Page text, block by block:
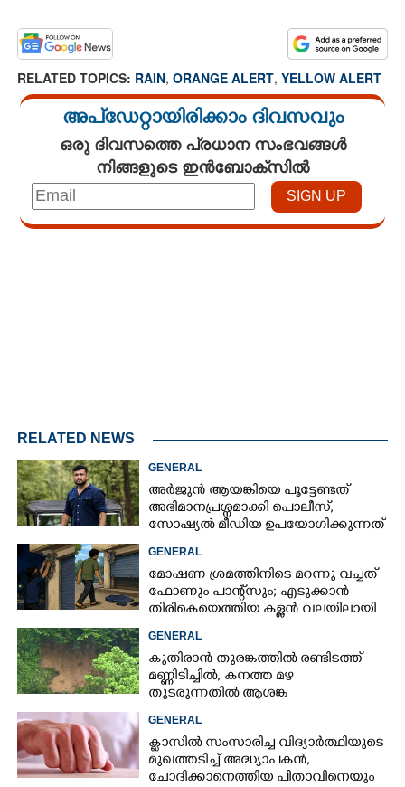
RELATED TOPICS: RAIN, ORANGE ALERT, YELLOW ALERT
അപ്ഡേറ്റായിരിക്കാം ദിവസവും
ഒരു ദിവസത്തെ പ്രധാന സംഭവങ്ങൾ
നിങ്ങളുടെ ഇൻബോക്സിൽ
RELATED NEWS
GENERAL
അർജുൻ ആയങ്കിയെ പൂട്ടേണ്ടത്
അഭിമാനപ്രശ്നമാക്കി പൊലീസ്,
സാേഷ്യൽ മീഡിയ ഉപയോഗിക്കുന്നത്
GENERAL
മോഷണ ശ്രമത്തിനിടെ മറന്നു വച്ചത്
ഫോണും പാന്റ്സും; എടുക്കാൻ
തിരികെയെത്തിയ കള്ളൻ വലയിലായി
GENERAL
കുതിരാൻ തുരങ്കത്തിൽ രണ്ടിടത്ത്
മണ്ണിടിച്ചിൽ, കനത്ത മഴ
തുടരുന്നതിൽ ആശങ്ക
GENERAL
ക്ളാസിൽ സംസാരിച്ച വിദ്യാർത്ഥിയുടെ
മുഖത്തടിച്ച് അദ്ധ്യാപകൻ,
ചോദിക്കാനെത്തിയ പിതാവിനെയും